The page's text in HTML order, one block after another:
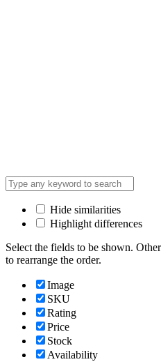
Hide similarities
Highlight differences
Select the fields to be shown.
to rearrange the order.
Image
SKU
Rating
Price
Stock
Availability